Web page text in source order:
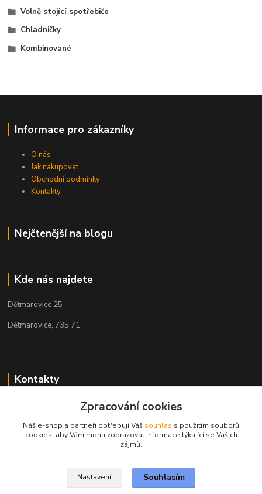
Volně stojící spotřebiče
Chladničky
Kombinované
Informace pro zákazníky
O nás
Jak nakupovat
Obchodní podmínky
Kontakty
Nejčtenější na blogu
Kde nás najdete
Dětmarovice 25
Dětmarovice, 735 71
Kontakty
+420 731 444 327
obchod@volak.net
Zpracování cookies
Náš e-shop a partneři potřebují Váš souhlas s použitím souborů
cookies, aby Vám mohli zobrazovat informace týkající se Vašich
zájmů.
Nastavení Souhlasím